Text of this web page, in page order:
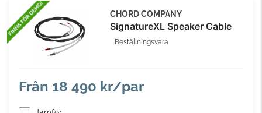
CHORD COMPANY
SignatureXL Speaker Cable
Beställningsvara
Från 18 490 kr/par